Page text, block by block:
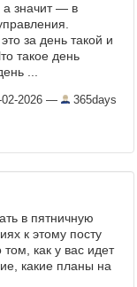
а значит — в
за день такой и
такое день
...
2026 — 365days
в пятничную
к этому посту
как у вас идет
какие планы на